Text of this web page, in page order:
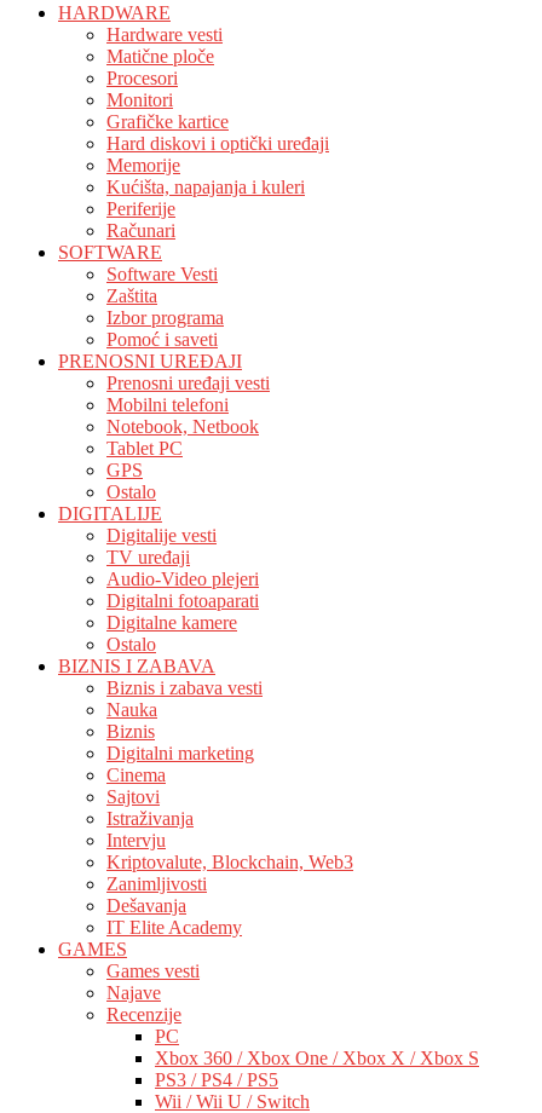
HARDWARE
Hardware vesti
Matične ploče
Procesori
Monitori
Grafičke kartice
Hard diskovi i optički uređaji
Memorije
Kućišta, napajanja i kuleri
Periferije
Računari
SOFTWARE
Software Vesti
Zaštita
Izbor programa
Pomoć i saveti
PRENOSNI UREĐAJI
Prenosni uređaji vesti
Mobilni telefoni
Notebook, Netbook
Tablet PC
GPS
Ostalo
DIGITALIJE
Digitalije vesti
TV uređaji
Audio-Video plejeri
Digitalni fotoaparati
Digitalne kamere
Ostalo
BIZNIS I ZABAVA
Biznis i zabava vesti
Nauka
Biznis
Digitalni marketing
Cinema
Sajtovi
Istraživanja
Intervju
Kriptovalute, Blockchain, Web3
Zanimljivosti
Dešavanja
IT Elite Academy
GAMES
Games vesti
Najave
Recenzije
PC
Xbox 360 / Xbox One / Xbox X / Xbox S
PS3 / PS4 / PS5
Wii / Wii U / Switch